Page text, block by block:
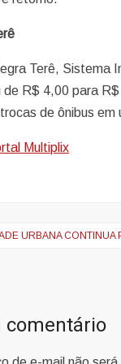
Terê, Sistema
de R$ 4,00 para
de ônibus
Multiplix
URBANA
comentário